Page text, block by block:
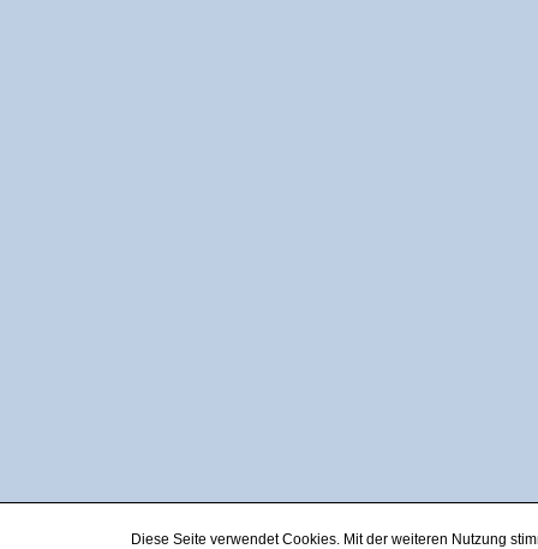
Diese Seite verwendet Cookies. Mit der weiteren Nutzung